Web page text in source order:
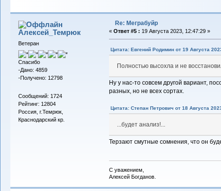
Алексей_Темрюк
Ветеран
Спасибо
-Дано: 4859
-Получено: 12798
Сообщений: 1724
Рейтинг: 12804
Россия, г.Темрюк,
Краснодарский кр.
Re: Меграбуйр
« Ответ #5 : 19 Августа 2023, 12:47:29 »
Цитата: Евгений Родимин от 19 Августа
Полностью высохла и не
Ну у нас-то совсем другой вариант,
разных, но не всех сортах.
Цитата: Степан Петрович от 18 Августа
...будет анализ!...
Терзают смутные сомнения, что он
С уважением,
Алексей Богданов.